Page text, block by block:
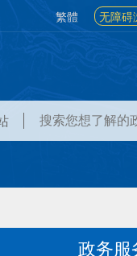
繁體 无障碍
政务服